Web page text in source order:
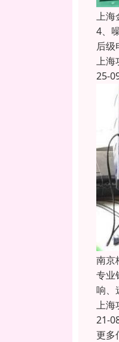
上海
4、
后
上海
25-
南京
专业
响、
上海
21-
更多